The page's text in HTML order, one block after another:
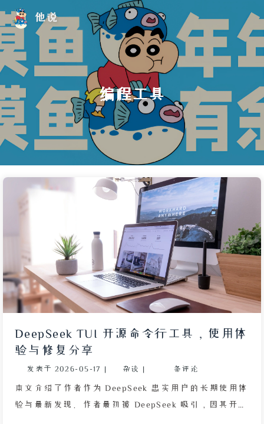
他说
编程工具
DeepSeek TUI 开源命令行工具，使用体
验与修复分享
发表于 2026-05-17 | 杂谈 | 条评论
本文介绍了作者作为 DeepSeek 忠实用户的长期使用体
验与最新发现。作者最初被 DeepSeek 吸引，因其开源